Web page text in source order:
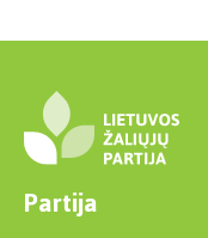
Partija